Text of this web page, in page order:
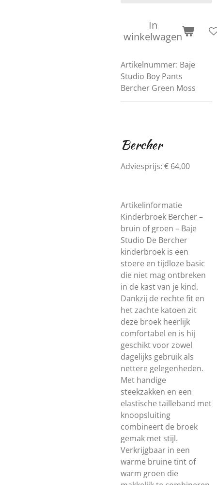
In
winkelwagen
Artikelnummer: Baje
Studio Boy Pants
Bercher Green Moss
Bercher
Adviesprijs: € 64,00
Artikelinformatie
Kinderbroek Bercher –
bruin of groen – Baje
Studio De Bercher
kinderbroek is een
stoere en tijdloze basic
die niet mag ontbreken
in de kast van je kind.
Dankzij de rechte fit en
het zachte katoen zit
deze broek heerlijk
comfortabel en is hij
geschikt voor zowel
dagelijks gebruik als
nettere gelegenheden.
Met handige
steekzakken en een
elastische tailleband met
knoopsluiting
combineert de broek
gemak met stijl.
Verkrijgbaar in een
warme bruine tint of
warm groen die